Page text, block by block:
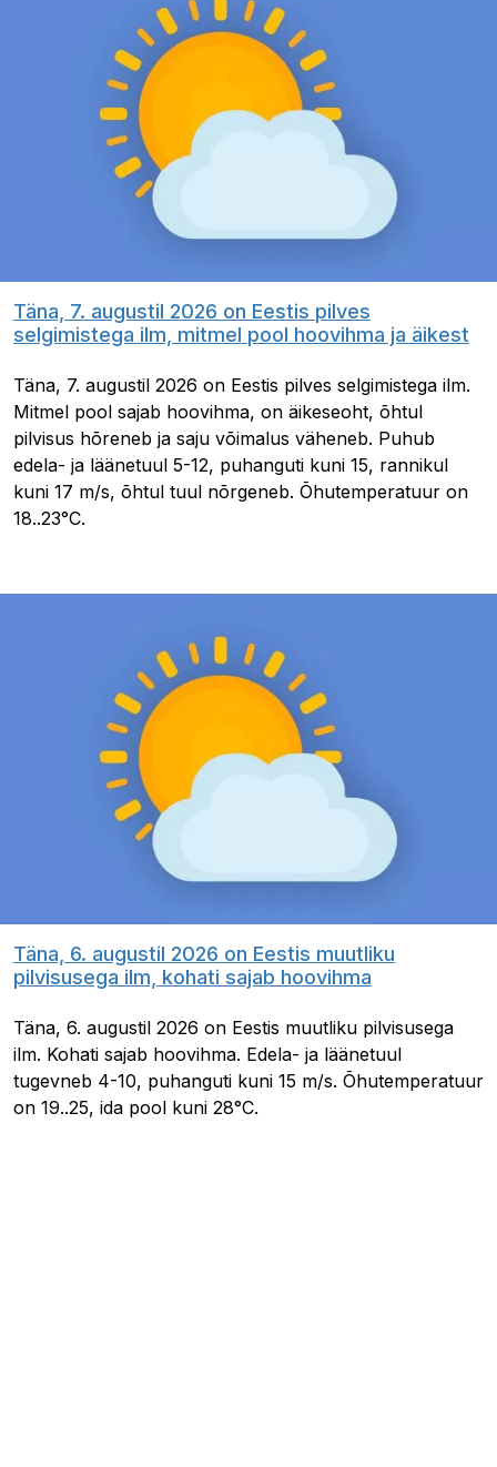
Täna, 7. augustil 2026 on Eestis pilves
selgimistega ilm, mitmel pool hoovihma ja äikest
Täna, 7. augustil 2026 on Eestis pilves selgimistega ilm.
Mitmel pool sajab hoovihma, on äikeseoht, õhtul
pilvisus hõreneb ja saju võimalus väheneb. Puhub
edela- ja läänetuul 5-12, puhanguti kuni 15, rannikul
kuni 17 m/s, õhtul tuul nõrgeneb. Õhutemperatuur on
18..23°C.
Täna, 6. augustil 2026 on Eestis muutliku
pilvisusega ilm, kohati sajab hoovihma
Täna, 6. augustil 2026 on Eestis muutliku pilvisusega
ilm. Kohati sajab hoovihma. Edela- ja läänetuul
tugevneb 4-10, puhanguti kuni 15 m/s. Õhutemperatuur
on 19..25, ida pool kuni 28°C.